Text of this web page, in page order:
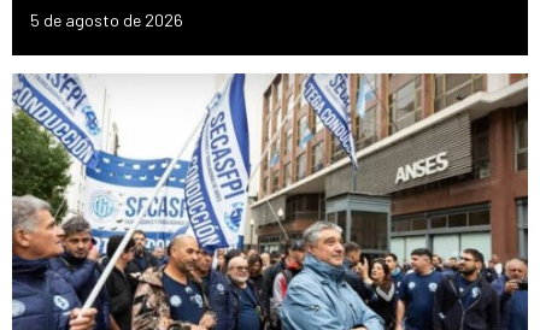
5 de agosto de 2026